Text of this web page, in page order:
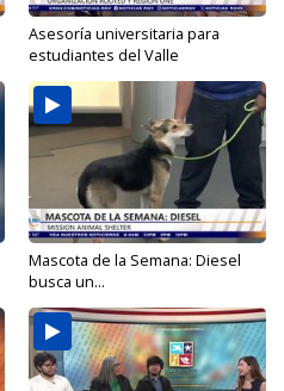
Asesoría universitaria para
estudiantes del Valle
Mascota de la Semana: Diesel
busca un...